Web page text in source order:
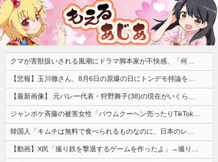
クマが害獣扱いされる風潮にドラマ脚本家が不快感、「何度もクマに会ったことがあるけど全然怖くなかった」と主張しており……
【悲報】玉川徹さん、8月6日の原爆の日にトンデモ持論を展開し物議… → ネット「それ、今日言うことなのか…？」ｗｗｗｗｗｗｗｗｗｗｗｗｗ
【最新画像】 元バレー代表・狩野舞子(38)の現在がいくらなんでも即ハボすぎる！
ジャンポケ斉藤の被害女性「バウムクーヘン売ったりTikTokライブしててムカついたから示談しなかった」
韓国人「キムチは無料で食べられるものなのに、日本のレストランで注文したら何とお金を取ろうとしてきたんです」
【動画】X民「撮り鉄を撃退するゲームを作ったよ」→撮り鉄「！？！！？？」ｼｭﾎﾟﾎﾟﾎﾟﾎﾟ